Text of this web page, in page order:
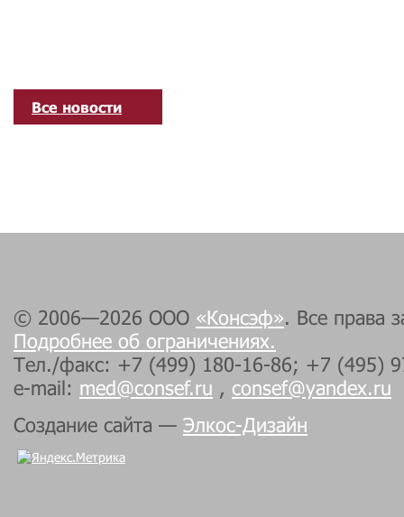
Все новости
© 2006—2026 ООО «Консэф». Все права
Подробнее об ограничениях.
Тел./факс: +7 (499) 180-16-86; +7 (495)
e-mail: med@consef.ru , consef@yandex.ru
Создание сайта — Элкос-Дизайн